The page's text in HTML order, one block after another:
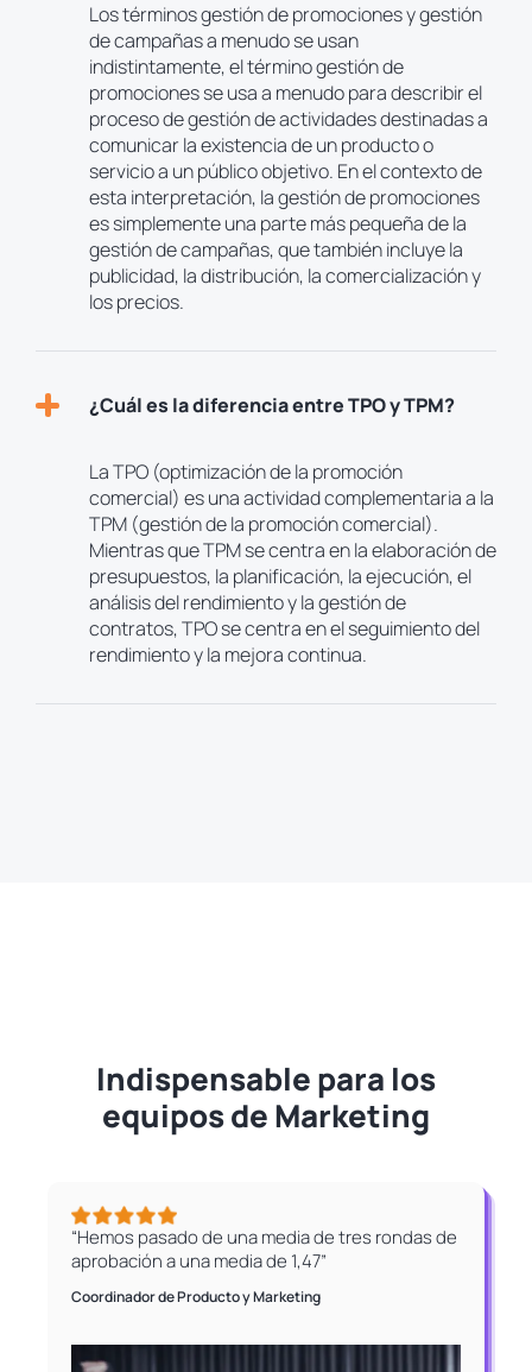
Los términos gestión de promociones y gestión
de campañas a menudo se usan
indistintamente, el término gestión de
promociones se usa a menudo para describir el
proceso de gestión de actividades destinadas a
comunicar la existencia de un producto o
servicio a un público objetivo. En el contexto de
esta interpretación, la gestión de promociones
es simplemente una parte más pequeña de la
gestión de campañas, que también incluye la
publicidad, la distribución, la comercialización y
los precios.
¿Cuál es la diferencia entre TPO y TPM?
La TPO (optimización de la promoción
comercial) es una actividad complementaria a la
TPM (gestión de la promoción comercial).
Mientras que TPM se centra en la elaboración de
presupuestos, la planificación, la ejecución, el
análisis del rendimiento y la gestión de
contratos, TPO se centra en el seguimiento del
rendimiento y la mejora continua.
Indispensable para los
equipos de Marketing
“Hemos pasado de una media de tres rondas de
aprobación a una media de 1,47”
Coordinador de Producto y Marketing